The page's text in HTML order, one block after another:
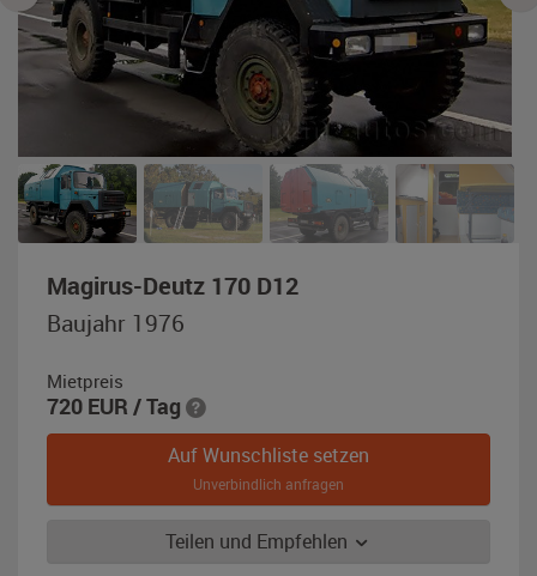
Magirus-Deutz 170 D12,
Baujahr 1976
Mietpreis
720 EUR / Tag
Auf Wunschliste setzen
Unverbindlich anfragen
Teilen und Empfehlen